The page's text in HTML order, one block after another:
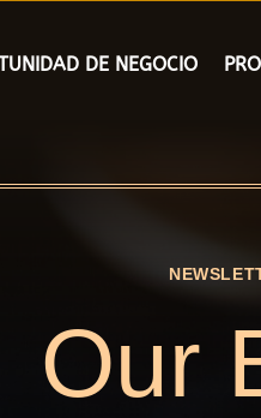
DE NEGOCIO
Our